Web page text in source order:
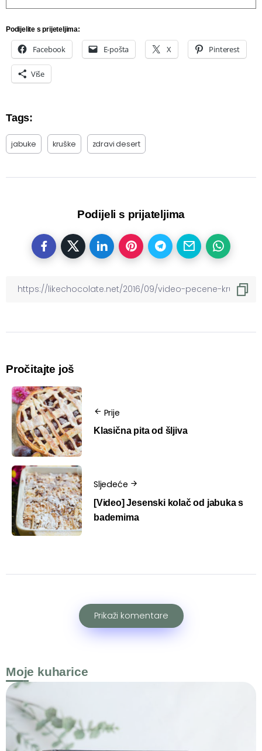
Podijelite s prijeteljima:
Facebook E-pošta X Pinterest
Više
Tags:
jabuke kruške zdravi desert
Podijeli s prijateljima
Pročitajte još
Prije
Klasična pita od šljiva
Sljedeće
[Video] Jesenski kolač od jabuka s
bademima
Prikaži komentare
Moje kuharice